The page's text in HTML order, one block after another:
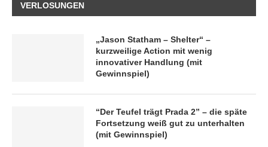
VERLOSUNGEN
„Jason Statham – Shelter“ –
kurzweilige Action mit wenig
innovativer Handlung (mit
Gewinnspiel)
“Der Teufel trägt Prada 2” – die späte
Fortsetzung weiß gut zu unterhalten
(mit Gewinnspiel)